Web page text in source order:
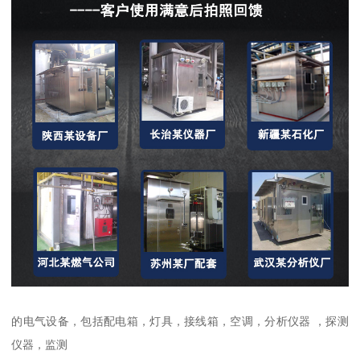
的电气设备，包括配电箱，灯具，接线箱，空调，分析仪器 ，探测
仪器，监测